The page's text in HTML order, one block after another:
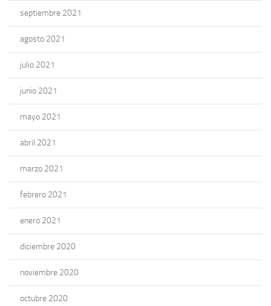
septiembre 2021
agosto 2021
julio 2021
junio 2021
mayo 2021
abril 2021
marzo 2021
febrero 2021
enero 2021
diciembre 2020
noviembre 2020
octubre 2020